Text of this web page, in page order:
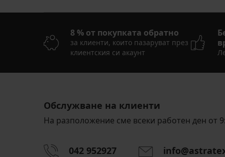
8 % от покупката обратно
за клиенти, които пазаруват през
клиентския си акаунт
Обслужване на клиенти
На разположение сме всеки работен ден от
042 952927